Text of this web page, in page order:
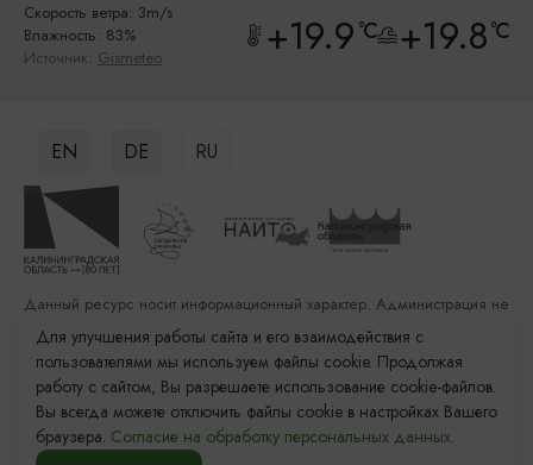
Скорость ветра: 3m/s
Влажность: 83%
Источник: Gismeteo +19.9°C +19.8°C
EN DE RU
© 2011–2026 «Туристский информационный центр
Данный ресурс носит информационный характер. Администрация не
несет ответственности за качество услуг, предоставленных
сторонними организациями
Разработка сайта: «Решение»
Продвижение сайта: Remarka Agency
Для улучшения работы сайта и его взаимодействия с
пользователями мы используем файлы cookie. Продолжая
работу с сайтом, Вы разрешаете использование cookie-файлов.
Вы всегда можете отключить файлы cookie в настройках Вашего
браузера. Согласие на обработку персональных данных.